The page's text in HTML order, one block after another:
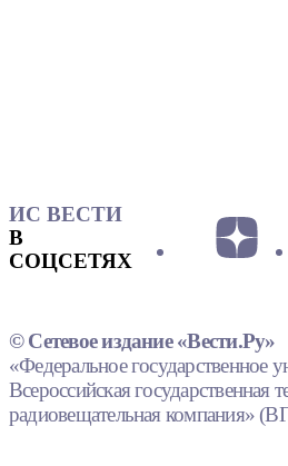
ИС ВЕСТИ
В
СОЦСЕТЯХ
© Сетевое издание «Вести.Ру»
«Федеральное государственное
Всероссийская государственная
радиовещательная компания»